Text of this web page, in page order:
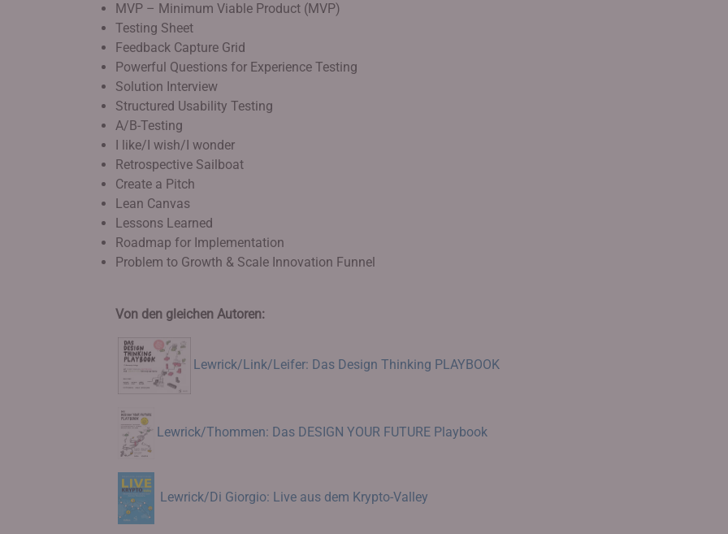
MVP – Minimum Viable Product (MVP)
Testing Sheet
Feedback Capture Grid
Powerful Questions for Experience Testing
Solution Interview
Structured Usability Testing
A/B-Testing
I like/I wish/I wonder
Retrospective Sailboat
Create a Pitch
Lean Canvas
Lessons Learned
Roadmap for Implementation
Problem to Growth & Scale Innovation Funnel
Von den gleichen Autoren:
Lewrick/Link/Leifer: Das Design Thinking PLAYBOOK
Lewrick/Thommen: Das DESIGN YOUR FUTURE Playbook
Lewrick/Di Giorgio: Live aus dem Krypto-Valley